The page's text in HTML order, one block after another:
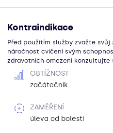
OBTÍŽNOST
začátečník
ZAMĚŘENÍ
úleva od bolesti
Kontraindikace
Před použitím služby zvažte
náročnost cvičení svým
zdravotních omezení konzultujte